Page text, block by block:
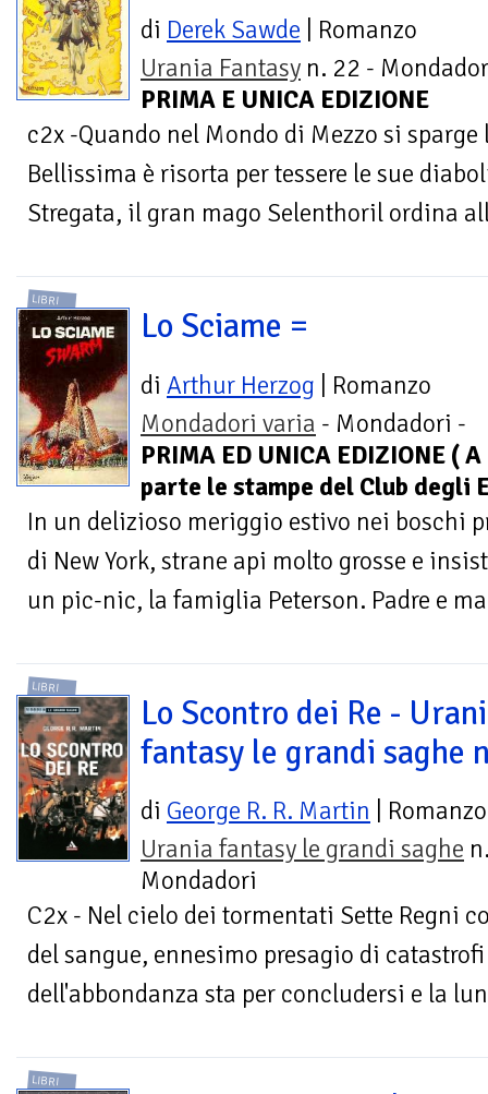
di Derek Sawde | Romanzo
Urania Fantasy n. 22 -
PRIMA E UNICA EDIZIONE
c2x -Quando nel Mondo di Mezzo si
Bellissima è risorta per tessere le sue
Stregata, il gran mago Selenthoril ordina
LIBRI
Lo Sciame =
di Arthur Herzog | Romanzo
Mondadori varia - Mondadori -
PRIMA ED UNICA EDIZIONE ( A
parte le stampe del Club degli
In un delizioso meriggio estivo nei boschi
di New York, strane api molto grosse e
un pic-nic, la famiglia Peterson. Padre e
LIBRI
Lo Scontro dei Re -
fantasy le grandi saghe
di George R. R. Martin | Romanzo
Urania fantasy le grandi saghe
Mondadori
C2x - Nel cielo dei tormentati Sette Regni
del sangue, ennesimo presagio di
dell'abbondanza sta per concludersi e la
LIBRI